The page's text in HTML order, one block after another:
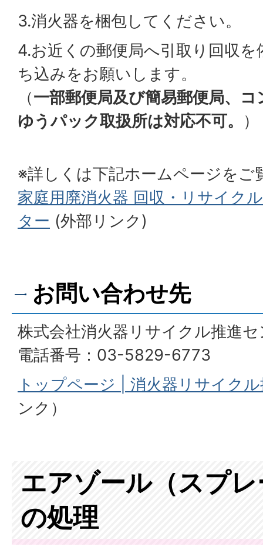
3.消火器を梱包してください。
4.お近くの郵便局へ引取り回収
ち込みをお願いします。
（一部郵便局及び簡易郵便局、
ゆうパック取扱所は対応不可。
）
※詳しくは下記ホームページをご
家庭用廃消火器 回収・リサイク
ター (外部リンク)
お問い合わせ先
株式会社消火器リサイクル推進
電話番号：03-5829-6773
トップページ | 消火器リサイク
ンク）
エアゾール（スプ
の処理